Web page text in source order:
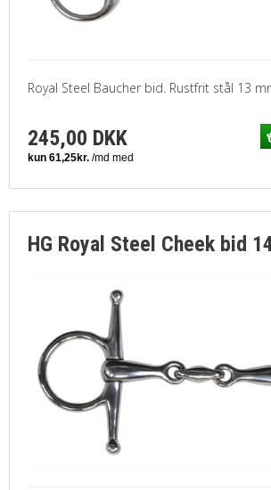
Royal Steel Baucher bid. Rustfrit stål 13
245,00 DKK
HG Royal Steel Cheek bid